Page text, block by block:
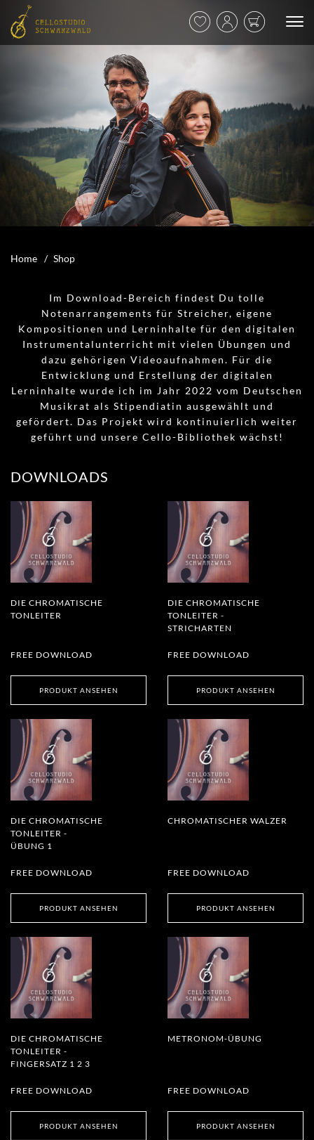
Home Shop
Im Download-Bereich findest Du tolle
Notenarrangements für Streicher, eigene
Kompositionen und Lerninhalte für den digitalen
Instrumentalunterricht mit vielen Übungen und
dazu gehörigen Videoaufnahmen. Für die
Entwicklung und Erstellung der digitalen
Lerninhalte wurde ich im Jahr 2022 vom Deutschen
Musikrat als Stipendiatin ausgewählt und
gefördert. Das Projekt wird kontinuierlich weiter
geführt und unsere Cello-Bibliothek wächst!
DOWNLOADS
DIE CHROMATISCHE
TONLEITER
FREE DOWNLOAD
PRODUKT ANSEHEN
DIE CHROMATISCHE
TONLEITER -
STRICHARTEN
FREE DOWNLOAD
PRODUKT ANSEHEN
DIE CHROMATISCHE
TONLEITER -
ÜBUNG 1
FREE DOWNLOAD
PRODUKT ANSEHEN
CHROMATISCHER WALZER
FREE DOWNLOAD
PRODUKT ANSEHEN
DIE CHROMATISCHE
TONLEITER -
FINGERSATZ 1 2 3
FREE DOWNLOAD
PRODUKT ANSEHEN
METRONOM-ÜBUNG
FREE DOWNLOAD
PRODUKT ANSEHEN